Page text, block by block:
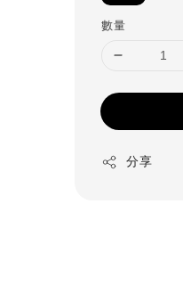
數量
分享